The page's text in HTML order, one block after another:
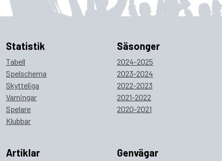
Statistik
Tabell
Spelschema
Skytteliga
Varningar
Spelare
Klubbar
Säsonger
2024-2025
2023-2024
2022-2023
2021-2022
2020-2021
Artiklar Genvägar